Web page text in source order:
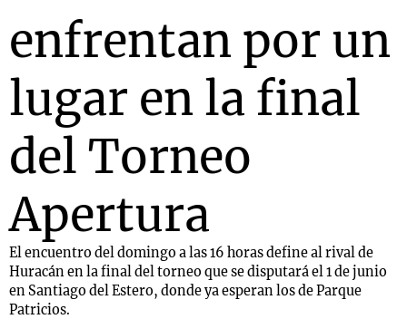
enfrentan por un
lugar en la final
del Torneo
Apertura
El encuentro del domingo a las 16 horas define al rival de
Huracán en la final del torneo que se disputará el 1 de junio
en Santiago del Estero, donde ya esperan los de Parque
Patricios.